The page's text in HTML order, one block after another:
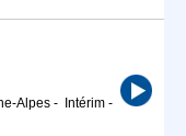
Alpes - Intérim -